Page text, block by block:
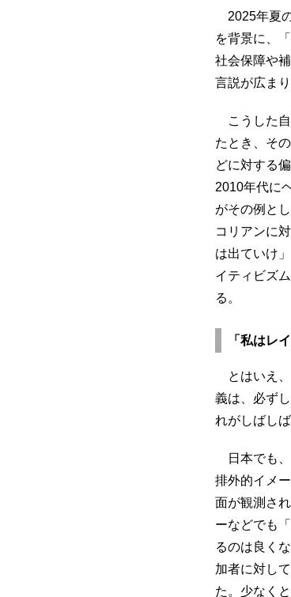
2025年夏
を背景に、
社会保障や
言説が広ま
こうした自
たとき、そ
どに対する
2010年代に
がその例と
コリアンに
は出ていけ
イティビズ
る。
「私はレ
とはいえ、
義は、必ず
れがしばし
日本でも、
排外的イメ
面が観測さ
ーなどでも
るのは良く
加者に対し
た。少なく